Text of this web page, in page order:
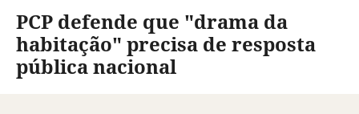
PCP defende que "drama da
habitação" precisa de resposta
pública nacional